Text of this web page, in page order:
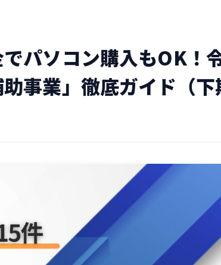
パソコン購入もOK！
事業」徹底ガイド（下